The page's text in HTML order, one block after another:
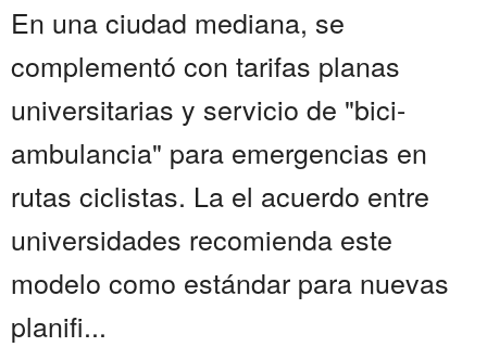
En una ciudad mediana, se
complementó con tarifas planas
universitarias y servicio de "bici-
ambulancia" para emergencias en
rutas ciclistas. La el acuerdo entre
universidades recomienda este
modelo como estándar para nuevas
planifi...